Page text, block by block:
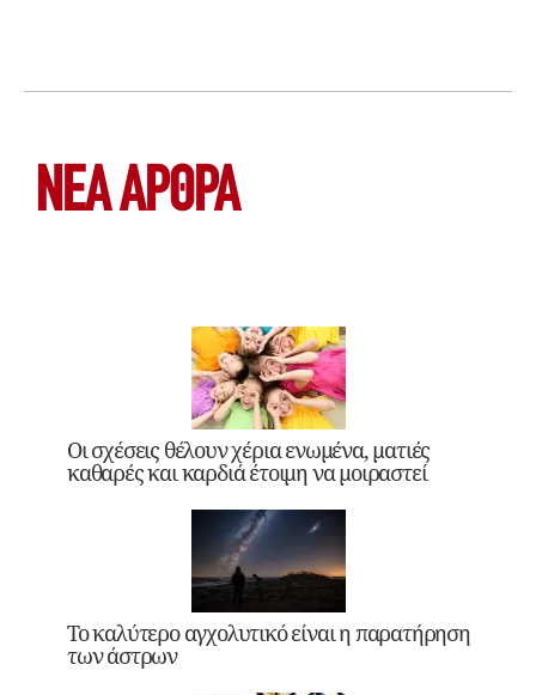
ΝΕΑ ΆΡΘΡΑ
Οι σχέσεις θέλουν χέρια ενωμένα, ματιές
καθαρές και καρδιά έτοιμη να μοιραστεί
Το καλύτερο αγχολυτικό είναι η παρατήρηση
των άστρων